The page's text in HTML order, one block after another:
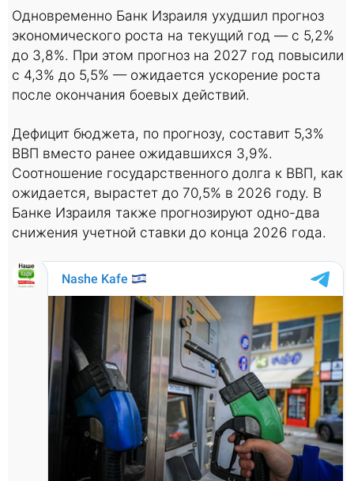
Одновременно Банк Израиля ухудшил прогноз
экономического роста на текущий год — с 5,2%
до 3,8%. При этом прогноз на 2027 год повысили
с 4,3% до 5,5% — ожидается ускорение роста
после окончания боевых действий.
Дефицит бюджета, по прогнозу, составит 5,3%
ВВП вместо ранее ожидавшихся 3,9%.
Соотношение государственного долга к ВВП, как
ожидается, вырастет до 70,5% в 2026 году. В
Банке Израиля также прогнозируют одно-два
снижения учетной ставки до конца 2026 года.